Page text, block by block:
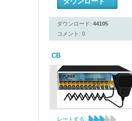
ダウンロード: 44105
コメント: 0
CB
レートする: